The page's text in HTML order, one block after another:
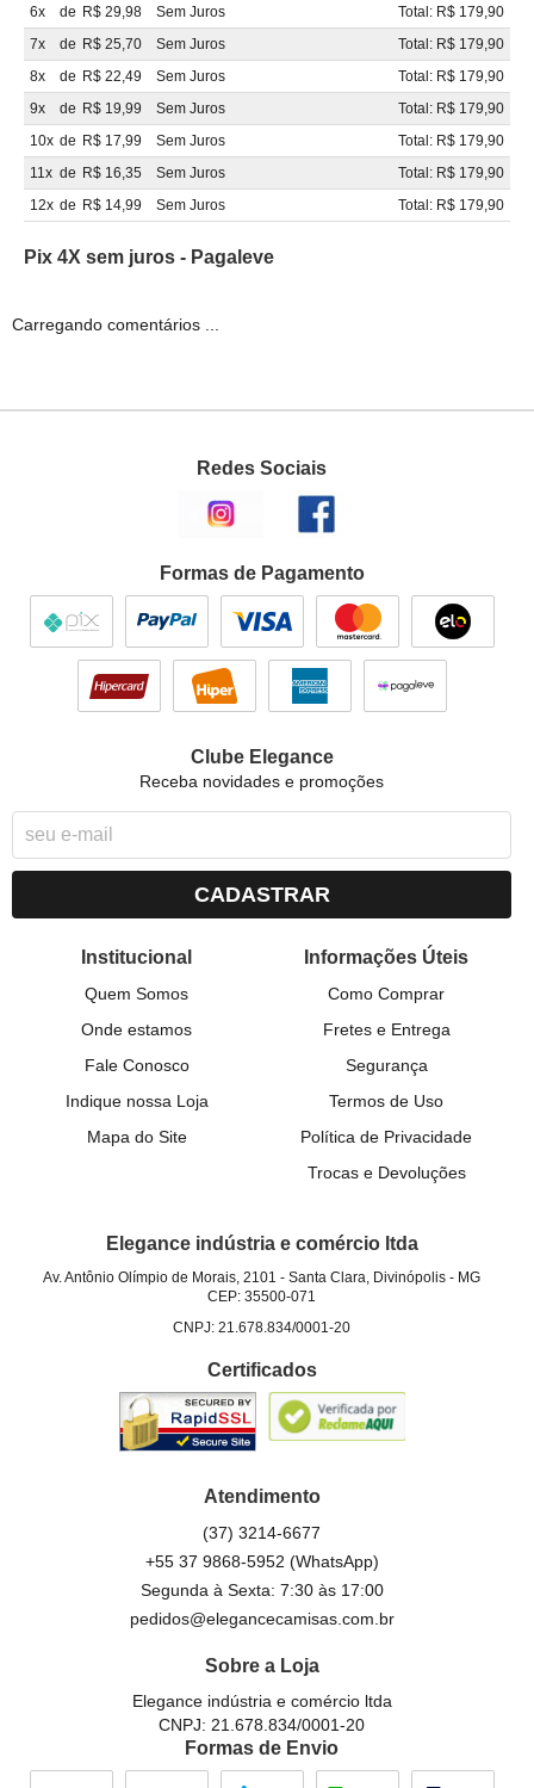
6x
de R$ 29,98 Sem Juros
Total: R$ 179,90
7x
de R$ 25,70 Sem Juros
Total: R$ 179,90
8x
de R$ 22,49 Sem Juros
Total: R$ 179,90
9x
de R$ 19,99 Sem Juros
Total: R$ 179,90
10x de R$ 17,99 Sem Juros
Total: R$ 179,90
11x de R$ 16,35 Sem Juros
Total: R$ 179,90
12x de R$ 14,99 Sem Juros Total: R$ 179,90
Pix 4X sem juros - Pagaleve
Carregando comentários ...
Redes Sociais
Formas de Pagamento
Clube Elegance
Receba novidades e promoções
CADASTRAR
Institucional
Quem Somos
Onde estamos
Fale Conosco
Indique nossa Loja
Mapa do Site
Informações Úteis
Como Comprar
Fretes e Entrega
Segurança
Termos de Uso
Política de Privacidade
Trocas e Devoluções
Elegance indústria e comércio ltda
Av. Antônio Olímpio de Morais, 2101 -Santa Clara, Divinópolis - MG
CEP: 35500-071
CNPJ: 21.678.834/0001-20
Certificados
Atendimento
(37) 3214-6677
+55 37 9868-5952 (WhatsApp)
Segunda à Sexta: 7:30 às 17:00
pedidos@elegancecamisas.com.br
Sobre a Loja
Elegance indústria e comércio ltda
CNPJ: 21.678.834/0001-20
Formas de Envio